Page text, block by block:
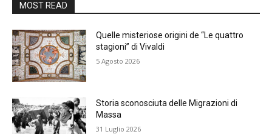
MOST READ
Quelle misteriose origini de “Le quattro
stagioni” di Vivaldi
5 Agosto 2026
Storia sconosciuta delle Migrazioni di
Massa
31 Luglio 2026